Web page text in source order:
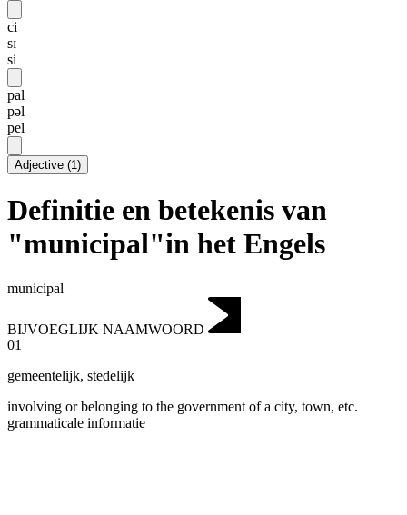
ci
sɪ
si
pal
pəl
pēl
Adjective (1)
Definitie en betekenis van
"municipal"in het Engels
municipal
BIJVOEGLIJK NAAMWOORD
01
gemeentelijk, stedelijk
involving or belonging to the government of a city, town, etc.
grammaticale informatie